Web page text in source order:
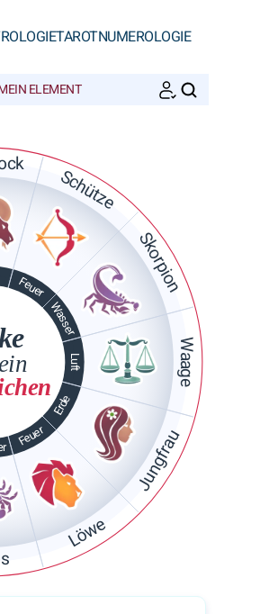
TAROTNUMEROLOGIE
ELEMENT
Löwe
Jungfrau
Waage
Skorpion
Schütze
Feuer
Erde
Luft
Wasser
Feuer